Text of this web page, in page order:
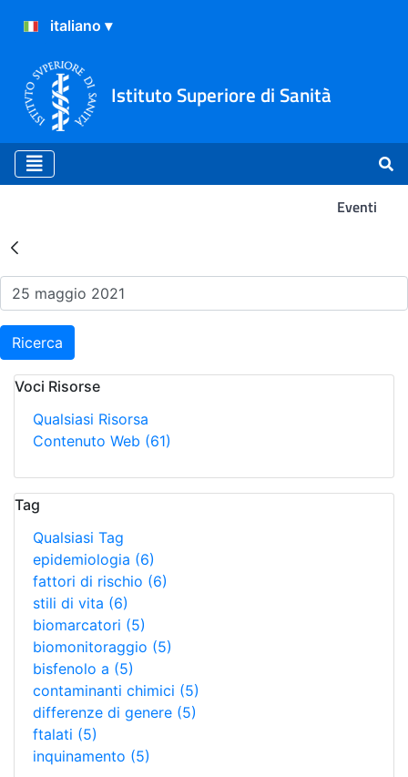
Istituto Superiore di Sanità
Eventi
Risultati della Ricerca -
Ricerca
Voci Risorse
Qualsiasi Risorsa
Contenuto Web (61)
Tag
Qualsiasi Tag
epidemiologia (6)
fattori di rischio (6)
stili di vita (6)
biomarcatori (5)
biomonitoraggio (5)
bisfenolo a (5)
contaminanti chimici (5)
differenze di genere (5)
ftalati (5)
inquinamento (5)